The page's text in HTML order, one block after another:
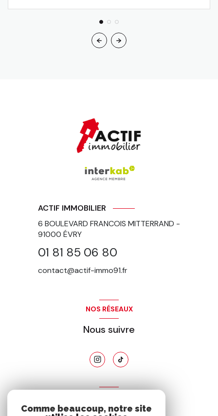
ACTIF IMMOBILIER
6 BOULEVARD FRANCOIS MITTERRAND -
91000 ÉVRY
01 81 85 06 80
contact@actif-immo91.fr
NOS RÉSEAUX
Nous suivre
Comme beaucoup, notre site